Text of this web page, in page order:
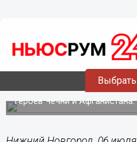
06.07.202309:31
Таблички в память
появились на
Ранее там находились
героев Чечни и Афганистана.